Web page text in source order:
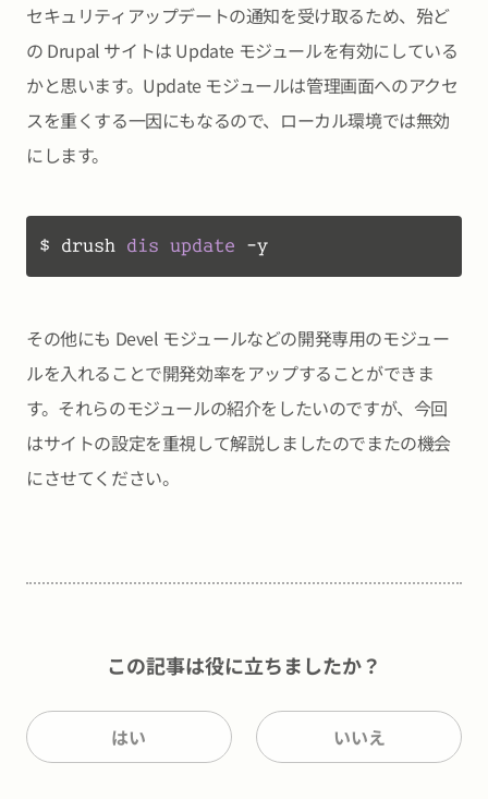
セキュリティアップデートの通知を受け取るため、殆ど
の Drupal サイトは Update モジュールを有効にしている
かと思います。Update モジュールは管理画面へのアクセ
スを重くする一因にもなるので、ローカル環境では無効
にします。
$ drush dis update -y
その他にも Devel モジュールなどの開発専用のモジュー
ルを入れることで開発効率をアップすることができま
す。それらのモジュールの紹介をしたいのですが、今回
はサイトの設定を重視して解説しましたのでまたの機会
にさせてください。
この記事は役に立ちましたか？
はい いいえ